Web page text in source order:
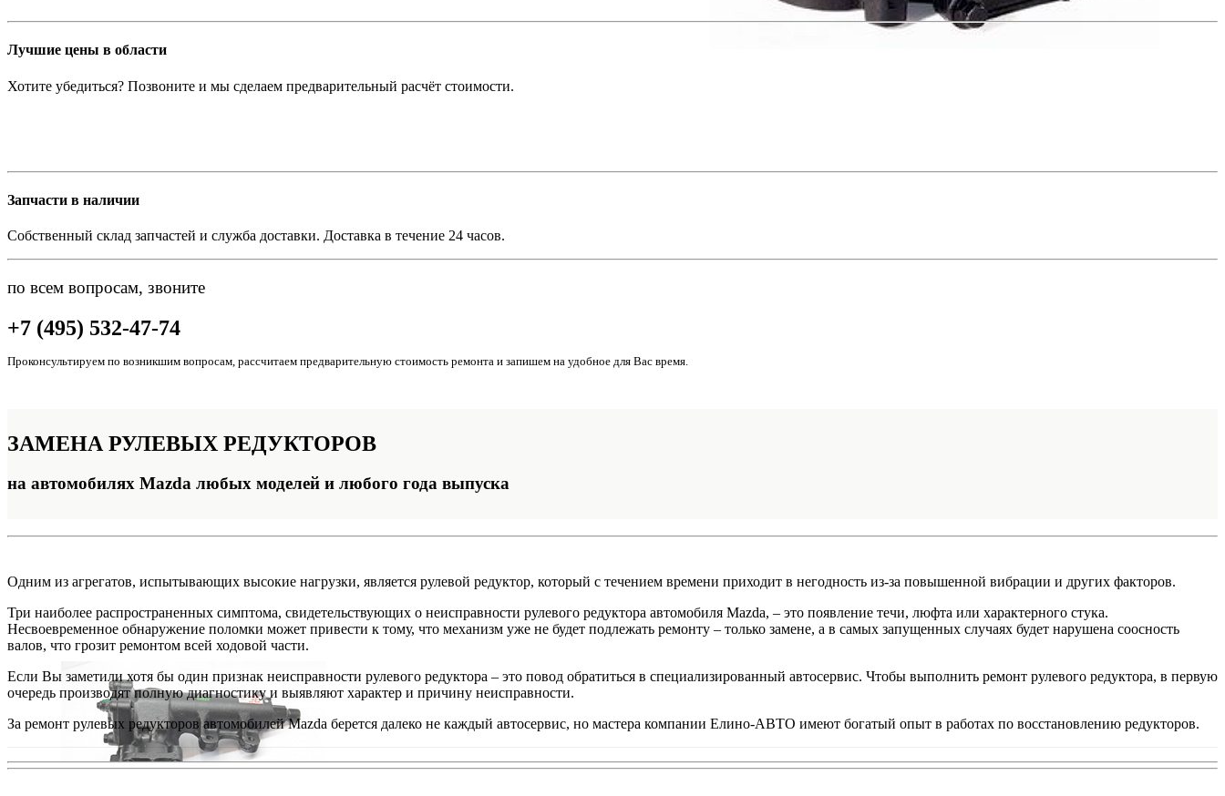
Лучшие цены в области
Хотите убедиться? Позвоните и мы сделаем предварительный расчёт стоимости.
Запчасти в наличии
Собственный склад запчастей и служба доставки. Доставка в течение 24 часов.
по всем вопросам, звоните
+7 (495) 532-47-74
Проконсультируем по возникшим вопросам, рассчитаем предварительную стоимость ремонта и запишем на удобное для Вас время.
ЗАМЕНА РУЛЕВЫХ РЕДУКТОРОВ
на автомобилях Mazda любых моделей и любого года выпуска
Одним из агрегатов, испытывающих высокие нагрузки, является рулевой редуктор, который с течением времени приходит в негодность из-за повышенной вибрации и других факторов.
Три наиболее распространенных симптома, свидетельствующих о неисправности рулевого редуктора автомобиля Mazda, – это появление течи, люфта или характерного стука.
Несвоевременное обнаружение поломки может привести к тому, что механизм уже не будет подлежать ремонту – только замене, а в самых запущенных случаях будет нарушена соосность
валов, что грозит ремонтом всей ходовой части.
Если Вы заметили хотя бы один признак неисправности рулевого редуктора – это повод обратиться в специализированный автосервис. Чтобы выполнить ремонт рулевого редуктора, в первую
очередь производят полную диагностику и выявляют характер и причину неисправности.
За ремонт рулевых редукторов автомобилей Mazda берется далеко не каждый автосервис, но мастера компании Елино-АВТО имеют богатый опыт в работах по восстановлению редукторов.